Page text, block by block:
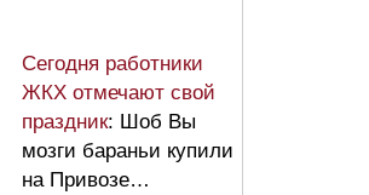
Сегодня работники
ЖКХ отмечают свой
праздник: Шоб Вы
мозги бараньи купили
на Привозе…